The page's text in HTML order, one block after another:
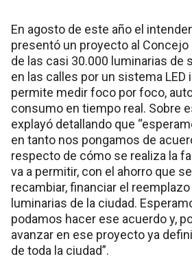
En agosto de este año el
presentó un proyecto al Concejo
de las casi 30.000 luminarias de
en las calles por un sistema LED
permite medir foco por foco,
consumo en tiempo real. Sobre
explayó detallando que
en tanto nos pongamos de
respecto de cómo se realiza la
va a permitir, con el ahorro que
recambiar, financiar el
luminarias de la ciudad.
podamos hacer ese acuerdo y,
avanzar en ese proyecto ya
de toda la ciudad”.